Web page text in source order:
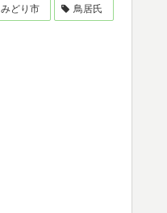
みどり市 鳥居氏